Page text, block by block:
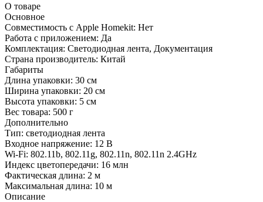
О товаре
Основное
Совместимость с Apple Homekit: Нет
Работа с приложением: Да
Комплектация: Светодиодная лента, Документация
Страна производитель: Китай
Габариты
Длина упаковки: 30 см
Ширина упаковки: 20 см
Высота упаковки: 5 см
Вес товара: 500 г
Дополнительно
Тип: светодиодная лента
Входное напряжение: 12 В
Wi-Fi: 802.11b, 802.11g, 802.11n, 802.11n 2.4GHz
Индекс цветопередачи: 16 млн
Фактическая длина: 2 м
Максимальная длина: 10 м
Описание